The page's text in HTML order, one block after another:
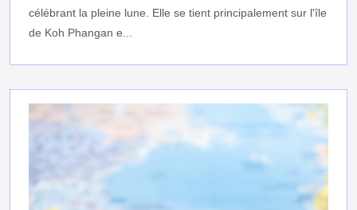
célébrant la pleine lune. Elle se tient principalement sur l'île
de Koh Phangan e...